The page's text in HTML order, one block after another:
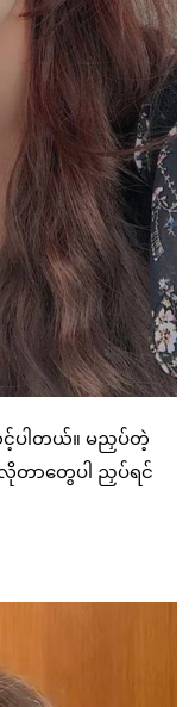
ပါတယ်။ မညှပ်တဲ့
ာတွေပါ ညှပ်ရင်